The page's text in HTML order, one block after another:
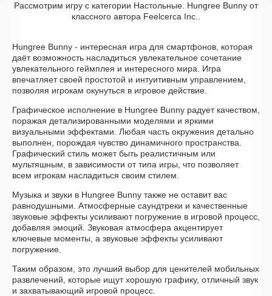
Рассмотрим игру с категории Настольные. Hungree Bunny от
классного автора Feelcerca Inc..
Hungree Bunny - интересная игра для смартфонов, которая
даёт возможность насладиться увлекательное сочетание
увлекательного геймплея и интересного мира. Игра
впечатляет своей простотой и интуитивным управлением,
позволяя игрокам окунуться в игровое действие.
Графическое исполнение в Hungree Bunny радует качеством,
поражая детализированными моделями и яркими
визуальными эффектами. Любая часть окружения детально
выполнен, порождая чувство динамичного пространства.
Графический стиль может быть реалистичным или
мультяшным, в зависимости от типа игры, что позволяет
всем игрокам насладиться своим стилем.
Музыка и звуки в Hungree Bunny также не оставит вас
равнодушными. Атмосферные саундтреки и качественные
звуковые эффекты усиливают погружение в игровой процесс,
добавляя эмоций. Звуковая атмосфера акцентирует
ключевые моменты, а звуковые эффекты усиливают
погружение.
Таким образом, это лучший выбор для ценителей мобильных
развлечений, которые ищут хорошую графику, отличный звук
и захватывающий игровой процесс.